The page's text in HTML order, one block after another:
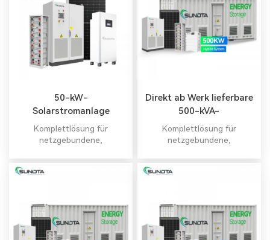
50-kW-
Solarstromanlage
Komplettlösung für
netzgebundene,
Solarenergiesysteme.
Direkt ab Werk lieferbare
500-kVA-
Solarstromanlage mit
professionellem Service
Komplettlösung für
netzgebundene,
Solarenergiesysteme.